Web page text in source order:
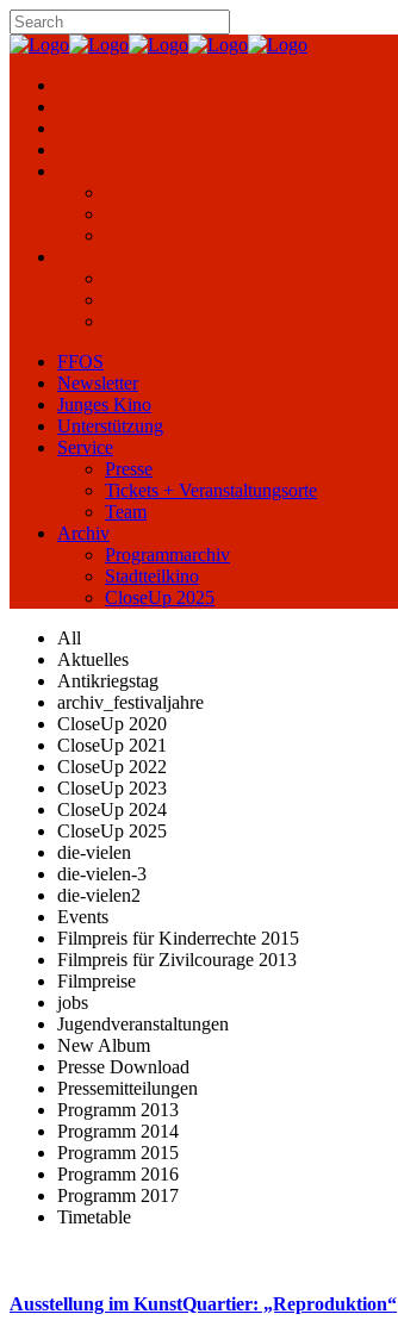
FFOS
Newsletter
Junges Kino
Unterstützung
Service
Presse
Tickets + Veranstaltungsorte
Team
Archiv
Programmarchiv
Stadtteilkino
CloseUp 2025
All
Aktuelles
Antikriegstag
archiv_festivaljahre
CloseUp 2020
CloseUp 2021
CloseUp 2022
CloseUp 2023
CloseUp 2024
CloseUp 2025
die-vielen
die-vielen-3
die-vielen2
Events
Filmpreis für Kinderrechte 2015
Filmpreis für Zivilcourage 2013
Filmpreise
jobs
Jugendveranstaltungen
New Album
Presse Download
Pressemitteilungen
Programm 2013
Programm 2014
Programm 2015
Programm 2016
Programm 2017
Timetable
Ausstellung im KunstQuartier: „Reproduktion“